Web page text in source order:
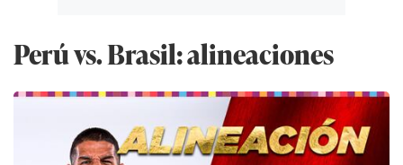
Perú vs. Brasil: alineaciones